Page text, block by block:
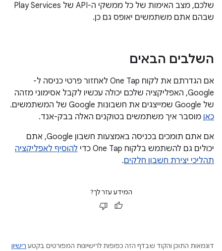
שלכם, מצב האימות של כל ממשקי ה-API של Play Services
שבהם אתם משתמשים יאופס גם כן.
השלבים הבאים
אם הגדרתם את לקוח One Tap לאחזור פרטי כניסה ל-
Google, האפליקציה שלכם יכולה עכשיו לקבל אסימוני מזהה
של Google שמייצגים את חשבונות Google של המשתמשים.
כאן מוסבר איך משתמשים בטוקנים האלה בבק-אנד.
אם אתם תומכים בכניסה באמצעות חשבון Google, אתם
יכולים גם להשתמש בלקוח One Tap כדי
להוסיף לאפליקציה
תהליכי יצירת חשבון חלקים.
המידע עזר לך?
דוגמאות התוכן והקוד שבדף הזה כפופות לרישיונות המפורטים בקטע רישיון